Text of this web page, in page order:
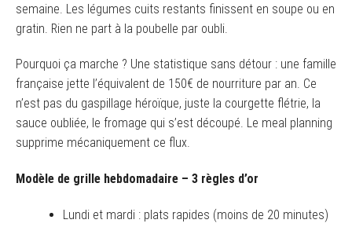
semaine. Les légumes cuits restants finissent en soupe ou en
gratin. Rien ne part à la poubelle par oubli.
Pourquoi ça marche ? Une statistique sans détour : une famille
française jette l’équivalent de 150€ de nourriture par an. Ce
n’est pas du gaspillage héroïque, juste la courgette flétrie, la
sauce oubliée, le fromage qui s’est découpé. Le meal planning
supprime mécaniquement ce flux.
Modèle de grille hebdomadaire – 3 règles d’or
Lundi et mardi : plats rapides (moins de 20 minutes)